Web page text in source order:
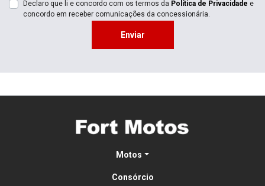
Declaro que li e concordo com os termos da Política de Privacidade e
concordo em receber comunicações da concessionária.
Enviar
Motos
Consórcio